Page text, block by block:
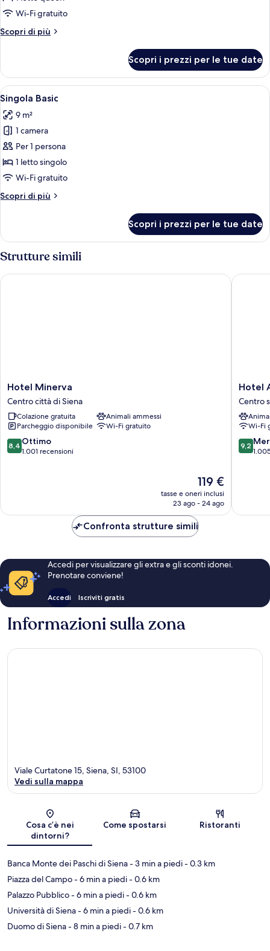
doppia
Wi-Fi gratuito
Scopri di più
Altri
doppia
Scopri i prezzi per le tue date
Apri
tutte
le
foto
per
Singola
Basic
Una camera da letto con un letto in
4
Singola Basic
9 m²
1 camera
Per 1 persona
1 letto singolo
Wi-Fi gratuito
Scopri di più
Altri
Basic
Scopri i prezzi per le tue date
Strutture simili
Hotel
Minerva
Centro
città
di
Siena
Hotel Minerva
Centro città di Siena
Colazione gratuita
Animali ammessi
Parcheggio disponibile
Wi-Fi gratuito
8.4
su
8,4 Ottimo
1.001 recensioni
Il
prezzo
attuale
119 €
119 €
tasse e oneri inclusi
23 ago - 24 ago
Hotel Minerva
Hotel
Athena
Centro
storico
di
Siena
Hotel
Centro
Wi-Fi
9.2
su
9,2
Hotel
Confronta strutture simili
Accedi per visualizzare gli extra e gli sconti idonei.
Prenotare conviene!
Accedi Iscriviti gratis
Informazioni sulla zona
Mappa
Viale Curtatone 15, Siena, SI, 53100
Vedi sulla mappa
Cosa c’è nei
dintorni?
Come spostarsi Ristoranti
Banca Monte dei Paschi di Siena- 3 min a piedi- 0.3 km
Piazza del Campo- 6 min a piedi- 0.6 km
Palazzo Pubblico- 6 min a piedi- 0.6 km
Università di Siena- 6 min a piedi- 0.6 km
Duomo di Siena- 8 min a piedi- 0.7 km